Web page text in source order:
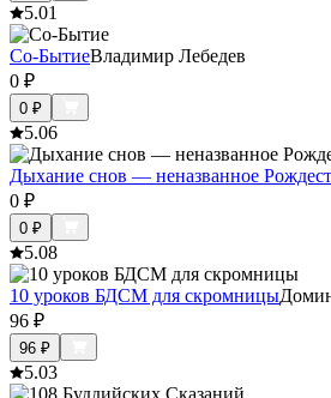
5.01
Со-БытиеВладимир Лебедев
0 ₽
0 ₽
5.06
Дыхание снов — неназванное
0 ₽
0 ₽
5.08
10 уроков БДСМ для скромницы
96 ₽
96 ₽
5.03